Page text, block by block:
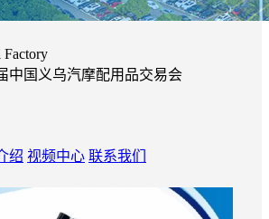
Factory
中国义乌汽摩配用品交易会
绍 视频中心 联系我们